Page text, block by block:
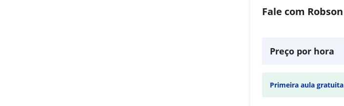
Fale com Robson
Preço por hora
Primeira aula gratuita